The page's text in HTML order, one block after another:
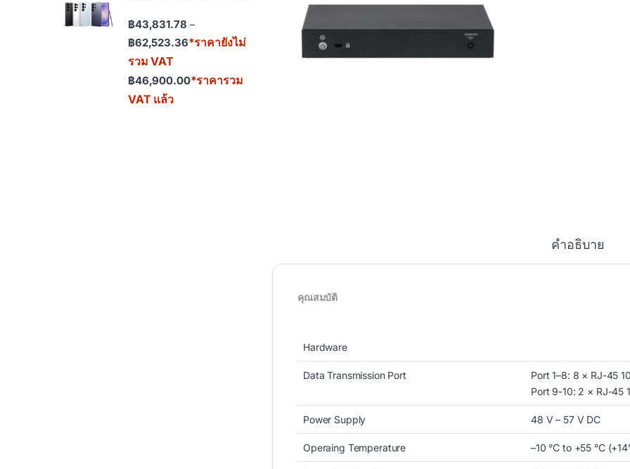
คำอธิบาย
คุณสมบัติ
Hardware
Data Transmission Port
Port 1–8: 8 × RJ-45
Port 9-10: 2 × RJ-45
Power Supply 48 V – 57 V DC
Operaing Temperature –10 °C to +55 °C
฿43,831.78 –
฿62,523.36Price range: ฿43,831.78 through ฿62,523.36
*ราคายังไม่
รวม VAT
฿46,900.00*ราคารวม
VAT แล้ว